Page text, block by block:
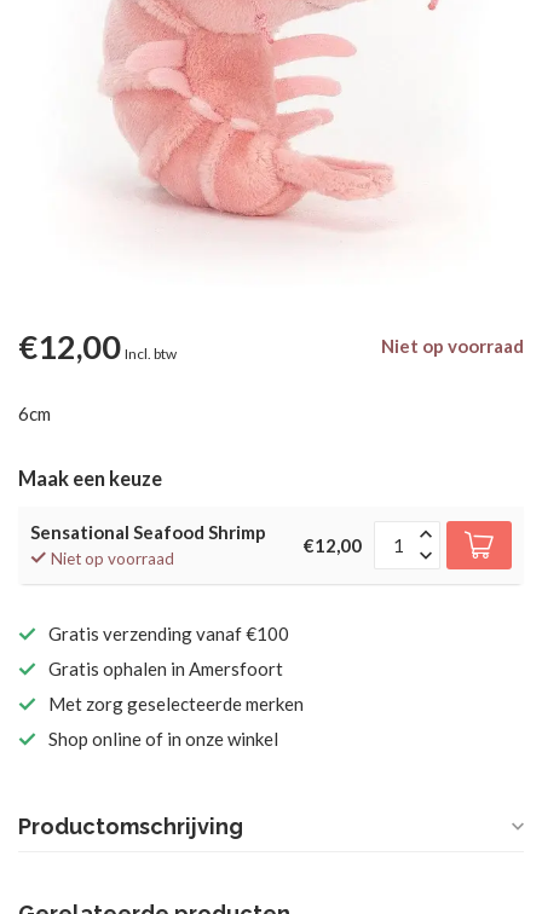
€12,00 Incl. btw Niet op voorraad
6cm
Maak een keuze
Sensational Seafood Shrimp
Niet op voorraad
€12,00
Gratis verzending vanaf €100
Gratis ophalen in Amersfoort
Met zorg geselecteerde merken
Shop online of in onze winkel
Productomschrijving